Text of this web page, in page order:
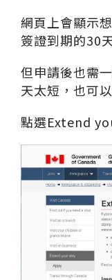
網頁上會顯示
簽證到期的30
但申請後也需
天太短，也可
點選Extend